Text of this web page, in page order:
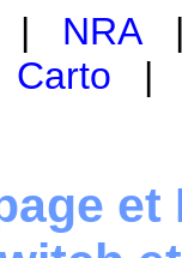
| NRA
Carto
et